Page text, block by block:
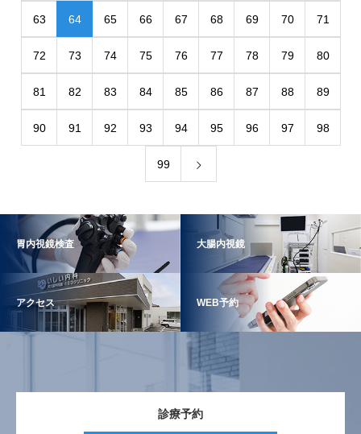
63 64 65 66 67 68 69 70 71
72 73 74 75 76 77 78 79 80
81 82 83 84 85 86 87 88 89
90 91 92 93 94 95 96 97 98
99
胃内視鏡検査 大腸内視鏡
アクセス WEB予約
診療予約